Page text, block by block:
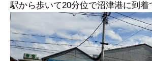
駅から歩いて20分位で沼津港に到着